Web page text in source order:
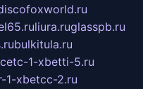
liura.ruglasspb.ru
bulkitula.ru
1-xbetti-5.ru
1-xbetcc-2.ru